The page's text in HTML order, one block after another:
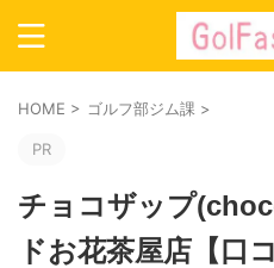
HOME > ゴルフ部ジム課 >
PR
チョコザップ
ドお花茶屋店【口